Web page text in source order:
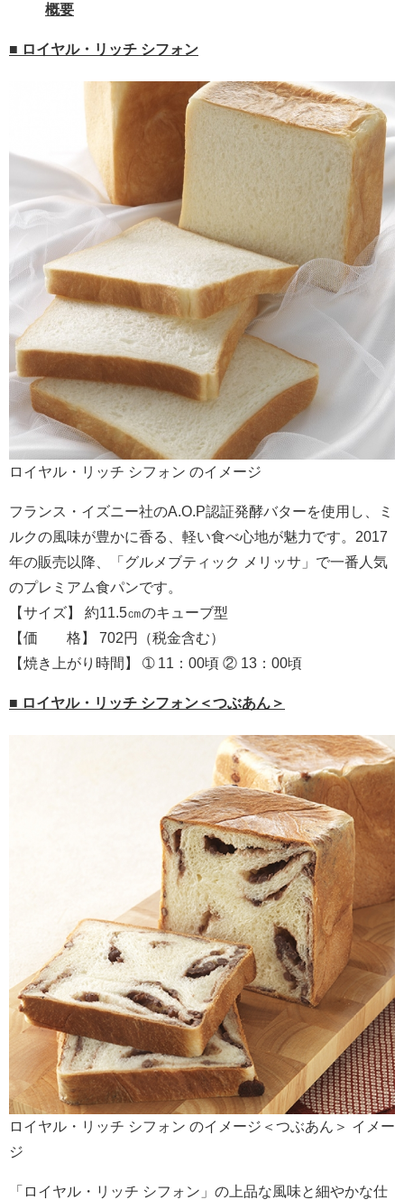
概要
■ ロイヤル・リッチ シフォン
ロイヤル・リッチ シフォン のイメージ
フランス・イズニー社のA.O.P認証発酵バターを使用し、ミ
ルクの風味が豊かに香る、軽い食べ心地が魅力です。2017
年の販売以降、「グルメブティック メリッサ」で一番人気
のプレミアム食パンです。
【サイズ】 約11.5㎝のキューブ型
【価 格】 702円（税金含む）
【焼き上がり時間】 ➀ 11：00頃 ② 13：00頃
■ ロイヤル・リッチ シフォン ＜つぶあん＞
ロイヤル・リッチ シフォン のイメージ＜つぶあん＞ イメー
ジ
「ロイヤル・リッチ シフォン」の上品な風味と細やかな仕